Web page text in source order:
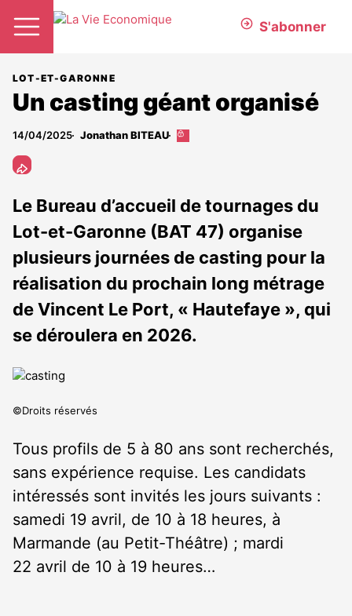
S'abonner
LOT-ET-GARONNE
Un casting géant organisé
14/04/2025 Jonathan BITEAU
Cet
abonnés
Le Bureau d’accueil de tournages du
Lot-et-Garonne (BAT 47) organise
plusieurs journées de casting pour la
réalisation du prochain long métrage
de Vincent Le Port, « Hautefaye », qui
se déroulera en 2026.
©Droits réservés
Tous profils de 5 à 80 ans sont recherchés,
sans expérience requise. Les candidats
intéressés sont invités les jours suivants :
samedi 19 avril, de 10 à 18 heures, à
Marmande (au Petit-Théâtre) ; mardi
22 avril de 10 à 19 heures…